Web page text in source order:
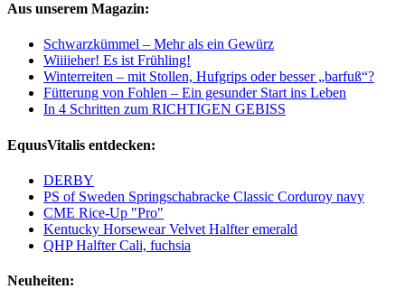
Aus unserem Magazin:
Schwarzkümmel – Mehr als ein Gewürz
Wiiiieher! Es ist Frühling!
Winterreiten – mit Stollen, Hufgrips oder besser „barfuß“?
Fütterung von Fohlen – Ein gesunder Start ins Leben
In 4 Schritten zum RICHTIGEN GEBISS
EquusVitalis entdecken:
DERBY
PS of Sweden Springschabracke Classic Corduroy navy
CME Rice-Up "Pro"
Kentucky Horsewear Velvet Halfter emerald
QHP Halfter Cali, fuchsia
Neuheiten: